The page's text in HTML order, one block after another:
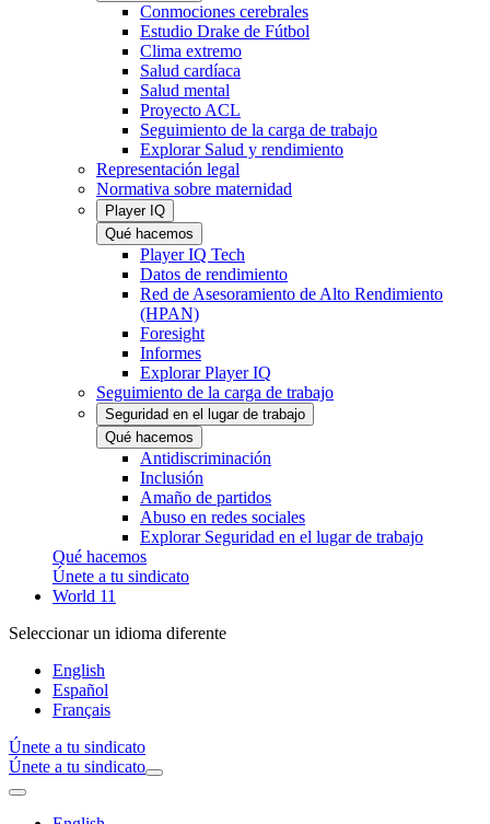
Conmociones cerebrales
Estudio Drake de Fútbol
Clima extremo
Salud cardíaca
Salud mental
Proyecto ACL
Seguimiento de la carga de trabajo
Explorar Salud y rendimiento
Representación legal
Normativa sobre maternidad
Player IQ
Qué hacemos
Player IQ Tech
Datos de rendimiento
Red de Asesoramiento de Alto Rendimiento
(HPAN)
Foresight
Informes
Explorar Player IQ
Seguimiento de la carga de trabajo
Seguridad en el lugar de trabajo
Qué hacemos
Antidiscriminación
Inclusión
Amaño de partidos
Abuso en redes sociales
Explorar Seguridad en el lugar de trabajo
Qué hacemos
Únete a tu sindicato
World 11
Seleccionar un idioma diferente
English
Español
Français
Únete a tu sindicato
Únete a tu sindicato